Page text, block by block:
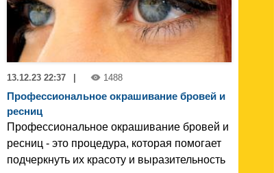
13.12.23 22:37 1488
Профессиональное окрашивание бровей и
ресниц
Профессиональное окрашивание бровей и
ресниц - это процедура, которая помогает
подчеркнуть их красоту и выразительность